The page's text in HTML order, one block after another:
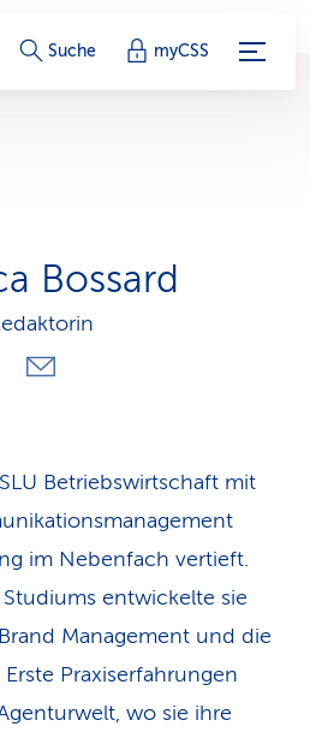
S
c
e
-
i
n
k
Suche myCSS
Bossard
Betriebswirtschaft mit
im Nebenfach vertieft.
entwickelte sie
Management und die
Praxiserfahrungen
wo sie ihre